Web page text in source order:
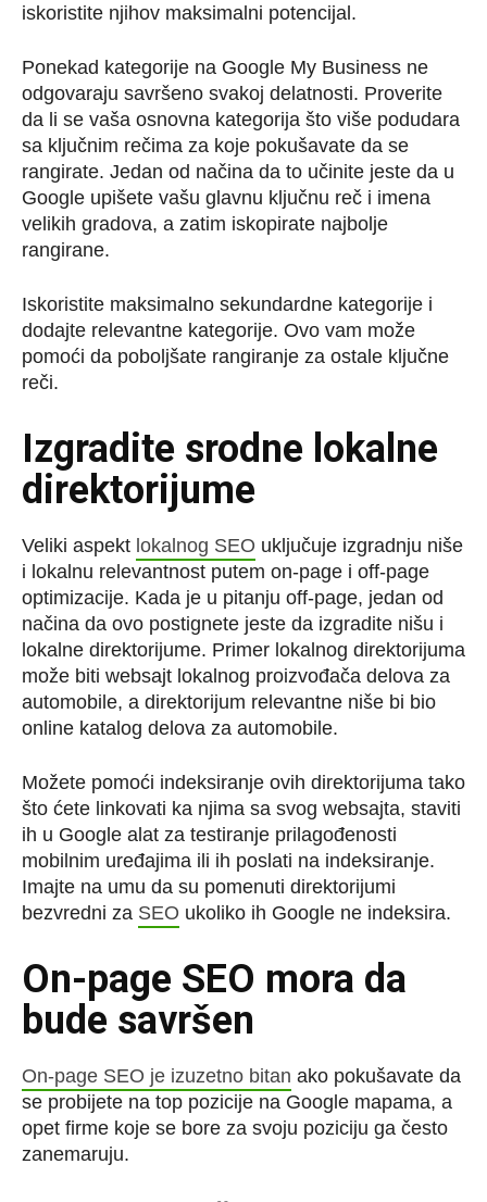
iskoristite njihov maksimalni potencijal.
Ponekad kategorije na Google My Business ne
odgovaraju savršeno svakoj delatnosti. Proverite
da li se vaša osnovna kategorija što više podudara
sa ključnim rečima za koje pokušavate da se
rangirate. Jedan od načina da to učinite jeste da u
Google upišete vašu glavnu ključnu reč i imena
velikih gradova, a zatim iskopirate najbolje
rangirane.
Iskoristite maksimalno sekundardne kategorije i
dodajte relevantne kategorije. Ovo vam može
pomoći da poboljšate rangiranje za ostale ključne
reči.
Izgradite srodne lokalne
direktorijume
Veliki aspekt lokalnog SEO uključuje izgradnju niše
i lokalnu relevantnost putem on-page i off-page
optimizacije. Kada je u pitanju off-page, jedan od
načina da ovo postignete jeste da izgradite nišu i
lokalne direktorijume. Primer lokalnog direktorijuma
može biti websajt lokalnog proizvođača delova za
automobile, a direktorijum relevantne niše bi bio
online katalog delova za automobile.
Možete pomoći indeksiranje ovih direktorijuma tako
što ćete linkovati ka njima sa svog websajta, staviti
ih u Google alat za testiranje prilagođenosti
mobilnim uređajima ili ih poslati na indeksiranje.
Imajte na umu da su pomenuti direktorijumi
bezvredni za SEO ukoliko ih Google ne indeksira.
On-page SEO mora da
bude savršen
On-page SEO je izuzetno bitan ako pokušavate da
se probijete na top pozicije na Google mapama, a
opet firme koje se bore za svoju poziciju ga često
zanemaruju.